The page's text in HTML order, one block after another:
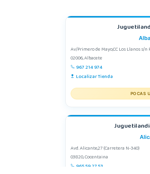
Av/Primero de Mayo,CC Los Llanos s/n
02006, Albacete
967 214 974
Localizar Tienda
POCAS
Avd. Alicante,27 (Carretera N-340)
03820, Cocentaina
965 59 27 53